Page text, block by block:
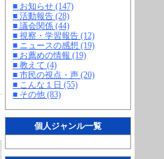
■ お知らせ (147)
■ 活動報告 (28)
■ 議会関係 (44)
■ 視察・学習報告 (12)
■ ニュースの感想 (19)
■ お薦めの情報 (19)
■ 教えて (4)
■ 市民の視点・声 (20)
■ こんな１日 (55)
■ その他 (83)
個人ジャンル一覧